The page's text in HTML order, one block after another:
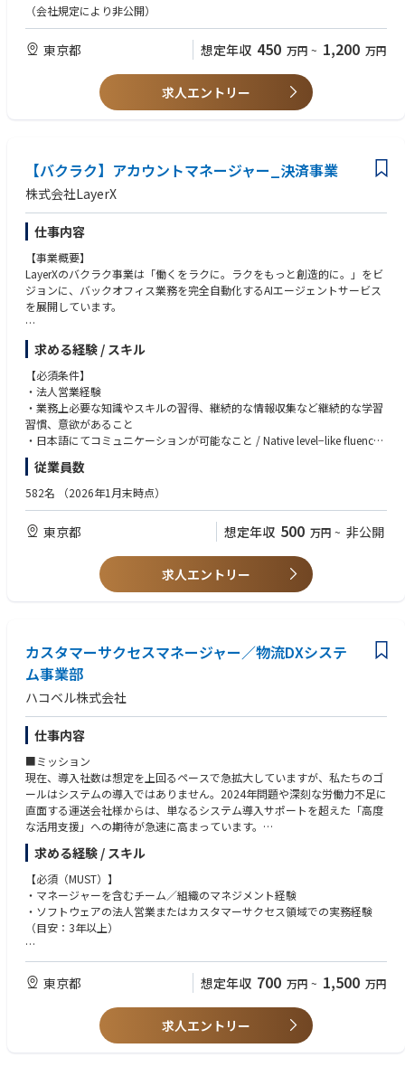
・イギリス英語特有の表現・スペリング・ニュアンスを深く理解している
方
・CATツール使用経験
・ファンタジー、西洋古典文学が好きな方
・ゲームを”もっと面白くしたい”と考えられている方
（会社規定により非公開）
東京都 想定年収 450 万円 ~ 1,200 万円
求人エントリー
【バクラク】アカウントマネージャー_決済事業
株式会社LayerX
仕事内容
【事業概要】
LayerXのバクラク事業は「働くをラクに。ラクをもっと創造的に。」をビ
ジョンに、バックオフィス業務を完全自動化するAIエージェントサービス
を展開しています。
AIがあなたの代わりに仕事をする——人は判断に集中できる。
私たちはその世界を、すでに実装しています。請求書・経費・申請・債権
管理・法人カードを束ねる「債権債務エージェント」、勤怠・工数・給与
を一体化した「人事労務エージェント」により、AIが自ら書類を読み解
き、判断し、実行まで担います。担当者は完了結果を確認するだけ。月次
を待つ経営から、日々意思決定できる経営へ——そのインフラを提供して
すでに20,000社以上に導入され、サービス継続率は99%以上。2026年1月
にはARR100億円を達成し、AIエージェントによる経済活動のデジタル化
らに一歩進んだ「AI Agent First」な世界を実装していきます。人とAIが共
鳴することで、誰もがより付加価値の高い創造的な仕事に没頭できる社会
バクラクシリーズ初のFintechサービス「バクラクビジネスカード」の事業
グロースを担います。
・新規および既存のお客様に対してバクラクビジネスカードをご活用いた
だくためのアクションの実施・検討
・顧客ニーズや業務フローのヒアリング、課題整理、プロダクトへのフィ
ードバック
・他のバクラクシリーズを併用した新たな提供価値の創出および、提供ス
キームの構築
【ポジションの魅力】
・「法人カード」というメガトレンドへの挑戦や、事業をグロースさせる
ために自らが考え、実行までをオーナシップを持って取り組むことができ
ます。
・The MODELにとらわれずにIS・FS・CSの垣根を超え、さまざまな経験を
積むことができます。
・コンパウンドスタートアップならではの複雑な事業・組織運営の中心部
分を担う、新規事業の事業開発を担えます。
・事業が続々と立ち上がる環境ゆえ、0→1/1→10/10→100などあらゆる
フェーズ×領域の事業開発の機会があります。
【ツール開発環境など】
○使用ツール（共通）
・コミュニケーション・コラボレーション→Google Meet, Zoom, Slack,
求める経験 / スキル
【必須条件】
・法人営業経験
・業務上必要な知識やスキルの習得、継続的な情報収集など継続的な学習
習慣、意欲があること
・日本語にてコミュニケーションが可能なこと / Native level−like fluency i
n Japanese
【望ましい経験・スキル】
・顧客との信頼関係構築、効果的なヒアリング、提案など、幅広いコミュ
ニケーション能力
・データ分析に基づく改善能力
・開発チームとの協業経験
・金融や経理のドメイン知識を有していること
する方
・行動指針「徳 , Trustful Team , Bet AI , Fact Base , Be Animal」に共感す
る方
・LayerX羅針盤に共感する方
参考URL：https://speakerdeck.com/layerx/compass_202209
従業員数
582名 （2026年1月末時点）
東京都 想定年収 500 万円 ~ 非公開
求人エントリー
カスタマーサクセスマネージャー／物流DXシステ
ム事業部
ハコベル株式会社
仕事内容
■ミッション
現在、導入社数は想定を上回るペースで急拡大していますが、私たちのゴ
ールはシステムの導入ではありません。2024年問題や深刻な労働力不足に
直面する運送会社様からは、単なるシステム導入サポートを超えた「高度
な活用支援」への期待が急速に高まっています。
こうした背景から、顧客の業務課題に深く入り込み、支援の高度化と仕組
み化を推進できるカスタマーサクセスを募集しています。
■具体的な業務内容
・既存顧客の活用拡大・成長支援
既存サービスや新機能の活用を通じて、顧客（運送会社）の配車・労務・
収支管理における課題を整理し、現場に即した解決策の提案から実行まで
・アカウント戦略設計・提案活動の仕組み化
顧客セグメントや課題構造に応じたアカウント戦略を設計し、再現性のあ
る提案・運用プロセスを構築する。
・KPIマネジメント・収益最大化
売上・継続率・活用拡大率などの重要指標を設計・モニタリングし、成果
求める経験 / スキル
【必須（MUST）】
・マネージャーを含むチーム／組織のマネジメント経験
・ソフトウェアの法人営業またはカスタマーサクセス領域での実務経験
（目安：3年以上）
【歓迎条件（WANT）】
・既存顧客に対する中長期視点でのアカウントマネジメントの経験
・売上・継続率・利用拡大などの主要KPIに責任を持ち、成果創出を牽引
・事業成長を見据えた戦略立案や組織設計、オペレーション構築を推進し
東京都 想定年収 700 万円 ~ 1,500 万円
求人エントリー